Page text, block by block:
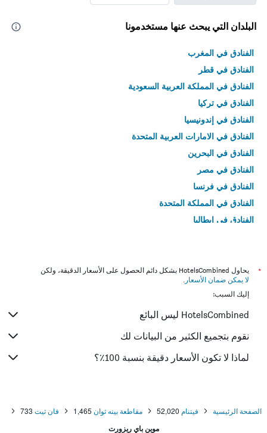
البلدان التي يبحث عنها مستخدمونا
الفنادق في المغرب
الفنادق في قطر
الفنادق في المملكة العربية السعودية
الفنادق في تركيا
الفنادق في إندونيسيا
الفنادق في الامارات العربية المتحدة
الفنادق في البحرين
الفنادق في مصر
الفنادق في فرنسا
الفنادق في المملكة المتحدة
الفنادق في إيطاليا
*
يحاول HotelsCombined بشكل دائم الحصول على الأسعار الدقيقة، ولكن
لا يمكن ضمان الأسعار .
إليك السبب:
HotelsCombined ليس البائع
نقوم بتجميع الكثير من البيانات لك
لماذا لا تكون الأسعار دقيقة بنسبة 100٪؟
الصفحة الرئيسية فيتنام 52,020 مقاطعة بينه ثوان 1,465 فان ثيت 733
موين باي ريزورت